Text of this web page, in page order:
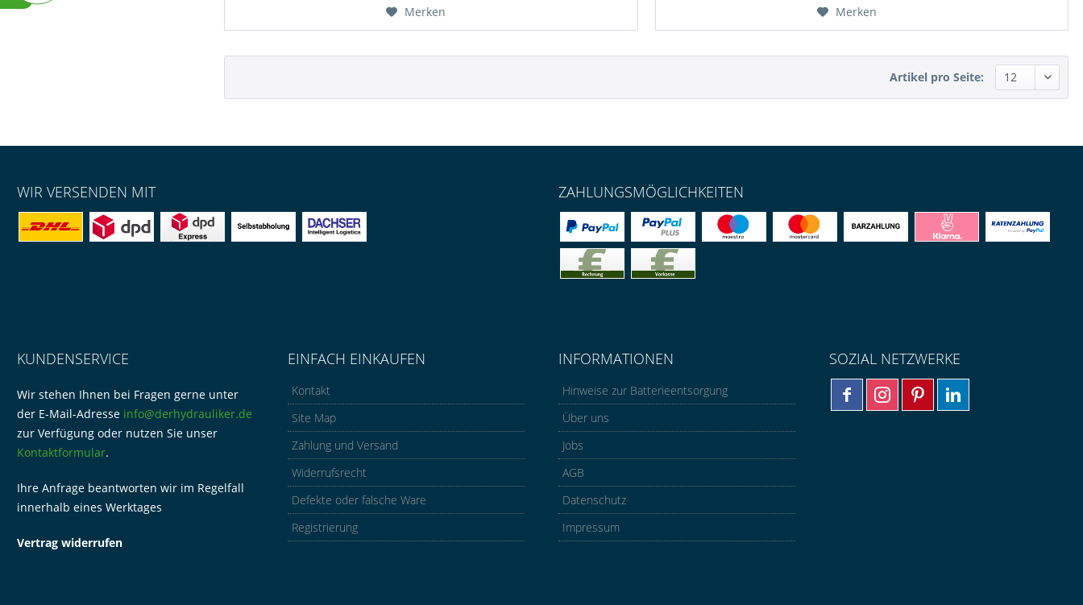
Merken Merken
Artikel pro Seite:
WIR VERSENDEN MIT ZAHLUNGSMÖGLICHKEITEN
KUNDENSERVICE
Wir stehen Ihnen bei Fragen gerne unter
der E-Mail-Adresse info@derhydrauliker.de
zur Verfügung oder nutzen Sie unser
Kontaktformular.
Ihre Anfrage beantworten wir im Regelfall
innerhalb eines Werktages
Vertrag widerrufen
EINFACH EINKAUFEN
Kontakt
Site Map
Zahlung und Versand
Widerrufsrecht
Defekte oder falsche Ware
Registrierung
INFORMATIONEN
Hinweise zur Batterieentsorgung
Über uns
Jobs
AGB
Datenschutz
Impressum
SOZIAL NETZWERKE